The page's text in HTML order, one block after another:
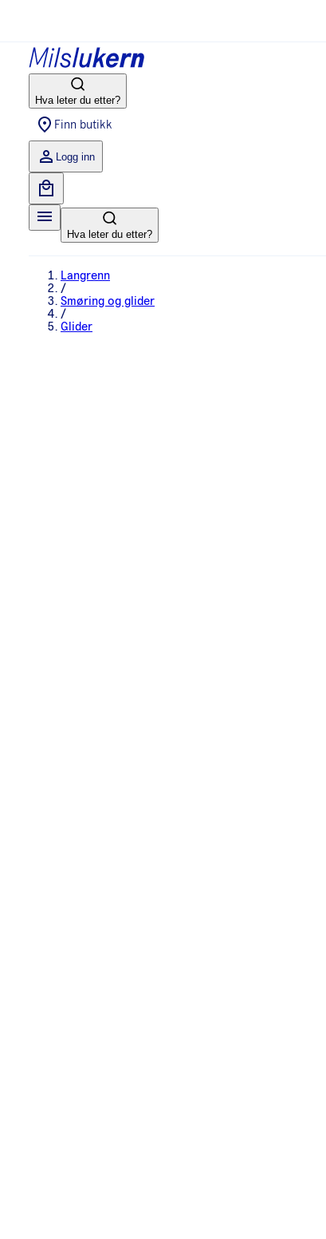
Hva leter du etter?
Finn butikk
Logg inn
Hva leter du etter?
Langrenn
/
Smøring og glider
/
Glider